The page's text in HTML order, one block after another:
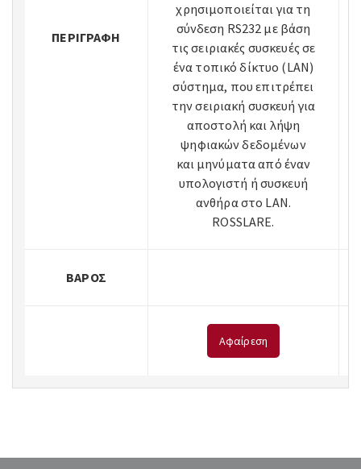
ΠΕΡΙΓΡΑΦΉ
χρησιμοποιείται για τη
σύνδεση RS232 με βάση
τις σειριακές συσκευές σε
ένα τοπικό δίκτυο (LAN)
σύστημα, που επιτρέπει
την σειριακή συσκευή για
αποστολή και λήψη
ψηφιακών δεδομένων
και μηνύματα από έναν
υπολογιστή ή συσκευή
ανθήρα στο LAN.
ROSSLARE.
ΒΆΡΟΣ
Αφαίρεση